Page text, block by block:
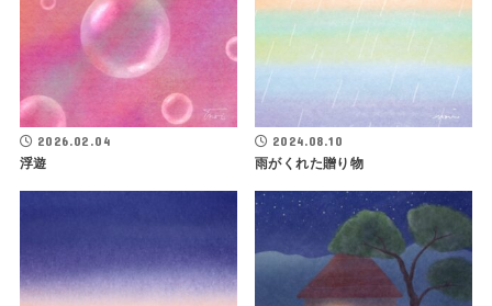
2026.02.04
浮遊
2024.08.10
雨がくれた贈り物